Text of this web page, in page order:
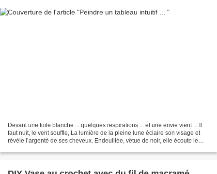
Devant une toile blanche ... quelques respirations ... et une envie vient ... Il
faut nuit, le vent souffle, La lumière de la pleine lune éclaire son visage et
révèle l’argenté de ses cheveux. Endeuillée, vêtue de noir, elle écoute le